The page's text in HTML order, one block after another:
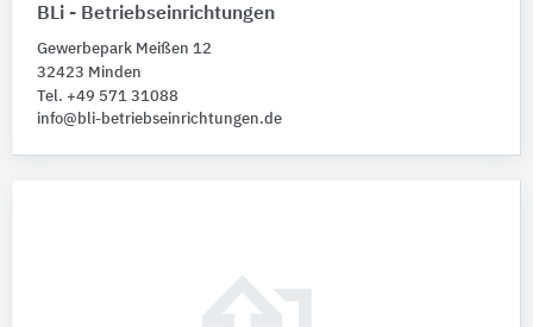
BLi - Betriebseinrichtungen
Gewerbepark Meißen 12
32423 Minden
Tel. +49 571 31088
info@bli-betriebseinrichtungen.de